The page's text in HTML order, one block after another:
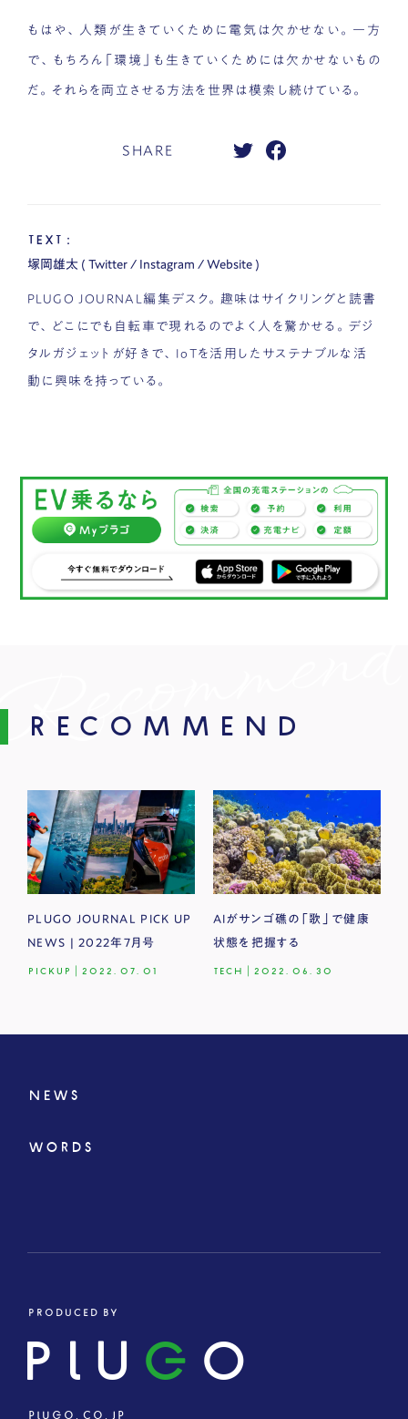
もはや、人類が生きていくために電気は欠かせない。一方
で、もちろん「環境」も生きていくためには欠かせないもの
だ。それらを両立させる方法を世界は模索し続けている。
SHARE
TEXT：
塚岡雄太 ( Twitter / Instagram / Website )
PLUGO JOURNAL編集デスク。趣味はサイクリングと読書
で、どこにでも自転車で現れるのでよく人を驚かせる。デジ
タルガジェットが好きで、IoTを活用したサステナブルな活
動に興味を持っている。
RECOMMEND
PLUGO JOURNAL PICK UP
NEWS | 2022年7月号
PICKUP 2022.07.01
AIがサンゴ礁の「歌」で健康
状態を把握する
TECH 2022.06.30
NEWS
WORDS
PRODUCED BY
PLU G O
PLUGO.CO.JP